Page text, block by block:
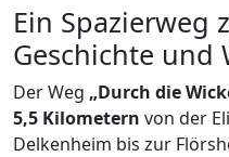
Ein Spazierweg
Geschichte und
Der Weg „Durch die
5,5 Kilometern von der
Delkenheim bis zur